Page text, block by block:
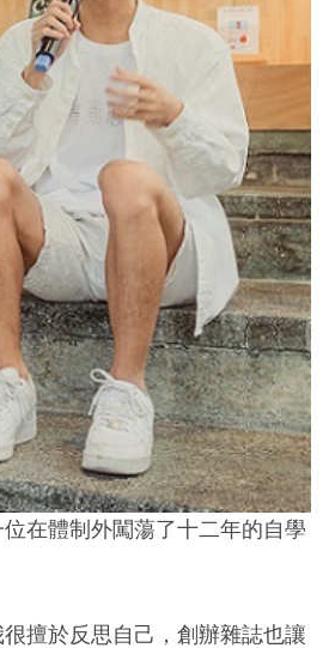
在體制外闖蕩了十二年的自學
擅於反思自己，創辦雜誌也讓